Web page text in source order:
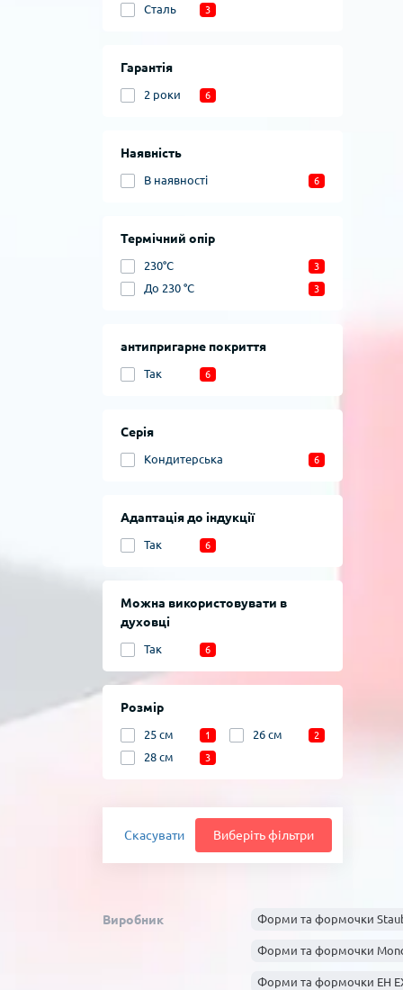
Сталь 3
Гарантія
2 роки 6
Наявність
В наявності 6
Термічний опір
230°C 3
До 230 °C 3
антипригарне покриття
Так 6
Серія
Кондитерська 6
Адаптація до індукції
Так 6
Можна використовувати в
духовці
Так 6
Розмір
25 см 1 26 см 2
28 см 3
Скасувати Виберіть фільтри
Виробник Форми та формочки
Форми та формочки
Форми та формочки EH